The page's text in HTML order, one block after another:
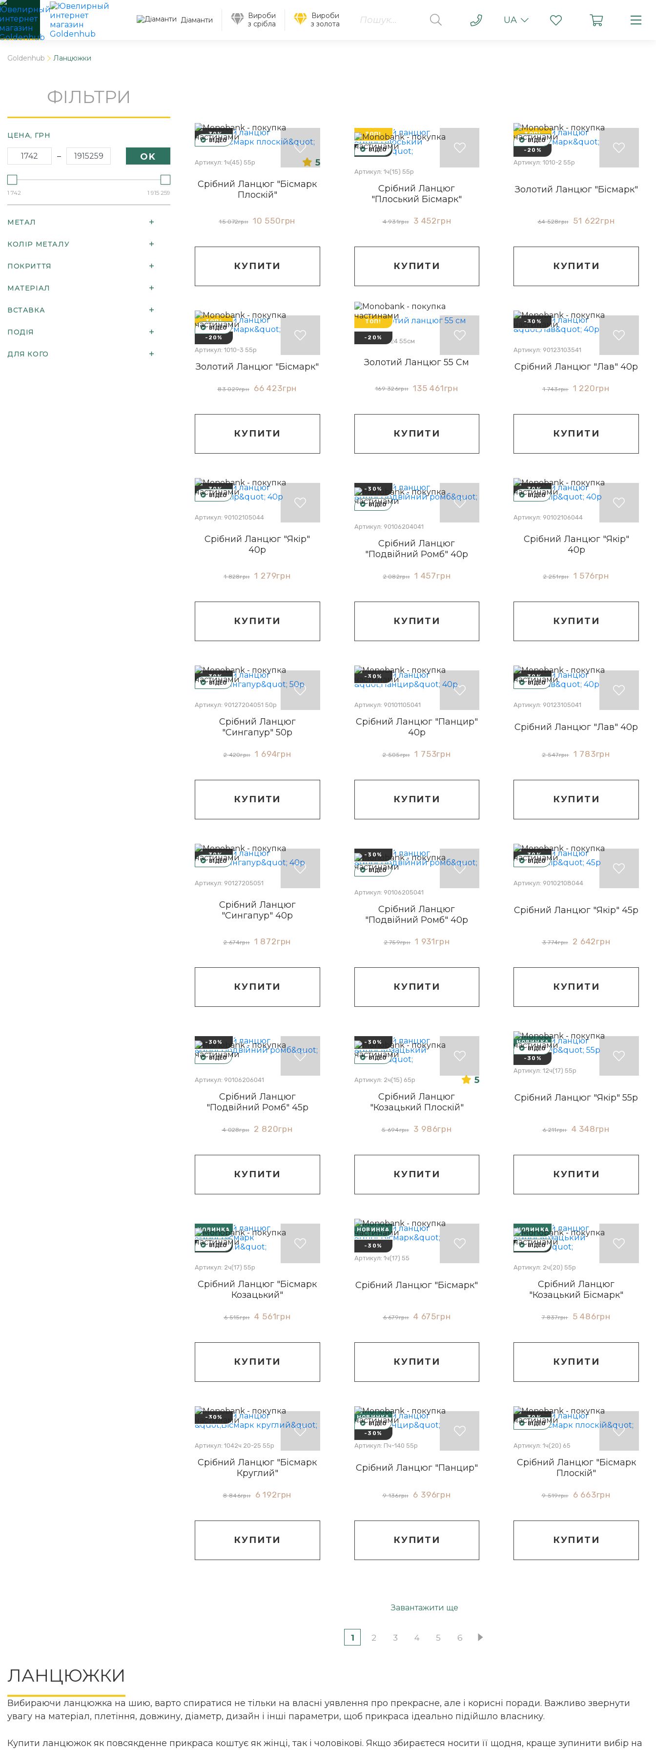
Діаманти
Вироби
з срібла
Вироби
з золота
UA
Goldenhub Ланцюжки
ЛАНЦЮЖКИ
Вибираючи ланцюжка на шию, варто спиратися не тільки на власні уявлення про прекрасне, але і корисні поради. Важливо звернути
увагу на матеріал, плетіння, довжину, діаметр, дизайн і інші параметри, щоб прикраса ідеально підійшло власнику.
Купити ланцюжок як повсякденне прикраса коштує як жінці, так і чоловікові. Якщо збираєтеся носити її щодня, краще зупинити вибір на
ФІЛЬТРИ
ЦЕНА, ГРН
– OK
1 742 1 915 259
МЕТАЛ
КОЛІР МЕТАЛУ
ПОКРИТТЯ
МАТЕРІАЛ
ВСТАВКА
ПОДІЯ
ДЛЯ КОГО
-30%
ВІДЕО
Артикул: 1ч(45) 55р
5
Срібний Ланцюг "Бісмарк
Плоскій"
15 072грн 10 550грн
КУПИТИ
ТОП!
-30%
ВІДЕО
Артикул: 1ч(15) 55р
Срібний Ланцюг
"Плоський Бісмарк"
4 931грн 3 452грн
КУПИТИ
ТОП!
-20%
ВІДЕО
Артикул: 1010-2 55р
Золотий Ланцюг "Бісмарк"
64 528грн 51 622грн
КУПИТИ
ТОП!
-20%
ВІДЕО
Артикул: 1010-3 55р
Золотий Ланцюг "Бісмарк"
83 029грн 66 423грн
КУПИТИ
ТОП!
-20%
Артикул: 1024 55см
Золотий Ланцюг 55 См
169 326грн 135 461грн
КУПИТИ
-30%
Артикул: 90123103541
Срібний Ланцюг "Лав" 40р
1 743грн 1 220грн
КУПИТИ
-30%
ВІДЕО
Артикул: 90102105044
Срібний Ланцюг "Якір"
40р
1 828грн 1 279грн
КУПИТИ
-30%
ВІДЕО
Артикул: 90106204041
Срібний Ланцюг
"Подвійний Ромб" 40р
2 082грн 1 457грн
КУПИТИ
-30%
ВІДЕО
Артикул: 90102106044
Срібний Ланцюг "Якір"
40р
2 251грн 1 576грн
КУПИТИ
-30%
ВІДЕО
Артикул: 90127204051 50р
Срібний Ланцюг
"Сингапур" 50р
2 420грн 1 694грн
КУПИТИ
-30%
Артикул: 90101105041
Срібний Ланцюг "Панцир"
40р
2 505грн 1 753грн
КУПИТИ
-30%
ВІДЕО
Артикул: 90123105041
Срібний Ланцюг "Лав" 40р
2 547грн 1 783грн
КУПИТИ
-30%
ВІДЕО
Артикул: 90127205051
Срібний Ланцюг
"Сингапур" 40р
2 674грн 1 872грн
КУПИТИ
-30%
ВІДЕО
Артикул: 90106205041
Срібний Ланцюг
"Подвійний Ромб" 40р
2 759грн 1 931грн
КУПИТИ
-30%
ВІДЕО
Артикул: 90102108044
Срібний Ланцюг "Якір" 45р
3 774грн 2 642грн
КУПИТИ
-30%
ВІДЕО
Артикул: 90106206041
Срібний Ланцюг
"Подвійний Ромб" 45р
4 028грн 2 820грн
КУПИТИ
-30%
ВІДЕО
Артикул: 2ч(15) 65р
5
Срібний Ланцюг
"Козацький Плоскій"
5 694грн 3 986грн
КУПИТИ
НОВИНКА
-30%
ВІДЕО
Артикул: 12ч(17) 55р
Срібний Ланцюг "Якір" 55р
6 211грн 4 348грн
КУПИТИ
НОВИНКА
-30%
ВІДЕО
Артикул: 2ч(17) 55р
Срібний Ланцюг "Бісмарк
Козацький"
6 515грн 4 561грн
КУПИТИ
НОВИНКА
-30%
Артикул: 1ч(17) 55
Срібний Ланцюг "Бісмарк"
6 679грн 4 675грн
КУПИТИ
НОВИНКА
-30%
ВІДЕО
Артикул: 2ч(20) 55р
Срібний Ланцюг
"Козацький Бісмарк"
7 837грн 5 486грн
КУПИТИ
-30%
Артикул: 1042ч 20-25 55р
Срібний Ланцюг "Бісмарк
Круглий"
8 846грн 6 192грн
КУПИТИ
НОВИНКА
-30%
ВІДЕО
Артикул: Пч-140 55р
Срібний Ланцюг "Панцир"
9 136грн 6 396грн
КУПИТИ
-30%
ВІДЕО
Артикул: 1ч(20) 65
Срібний Ланцюг "Бісмарк
Плоскій"
9 519грн 6 663грн
КУПИТИ
Завантажити ще
1 2 3 4 5 6